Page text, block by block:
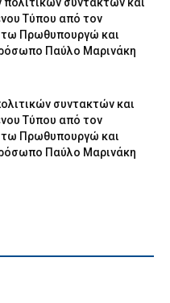
Τύπου από τον
Πρωθυπουργώ και
Παύλο Μαρινάκη
συντακτών και
Τύπου από τον
Πρωθυπουργώ και
Παύλο Μαρινάκη